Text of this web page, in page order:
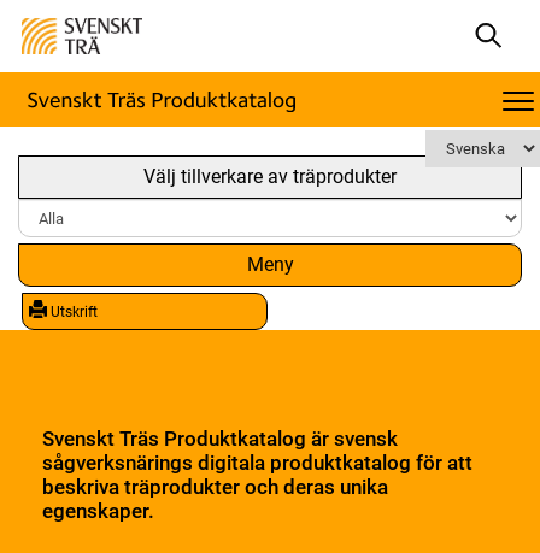
Välj tillverkare av träprodukter
Meny
Utskrift
Svenskt Träs Produktkatalog är svensk
sågverksnärings digitala produktkatalog för att
beskriva träprodukter och deras unika
egenskaper.